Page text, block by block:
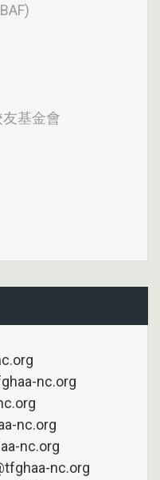
基金會
nc.org
nc.org
nc.org
nc.org